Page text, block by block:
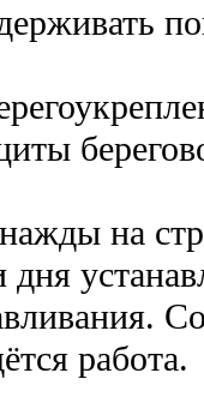
на
дня
работа.